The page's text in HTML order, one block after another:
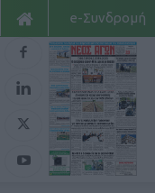
e-Συνδρομή